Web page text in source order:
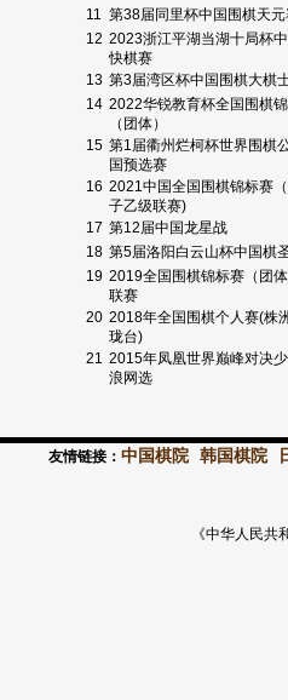
11 第38届同里杯中国围棋天
12 2023浙江平湖当湖十局杯
快棋赛
13 第3届湾区杯中国围棋大棋
14 2022华锐教育杯全国围棋
（团体）
15 第1届衢州烂柯杯世界围棋
国预选赛
16 2021中国全国围棋锦标赛
子乙级联赛)
17 第12届中国龙星战
18 第5届洛阳白云山杯中国棋
19 2019全国围棋锦标赛（团
联赛
20 2018年全国围棋个人赛(株
珑台)
21 2015年凤凰世界巅峰对决
浪网选
友情链接： 中国棋院 韩国棋院
《中华人民